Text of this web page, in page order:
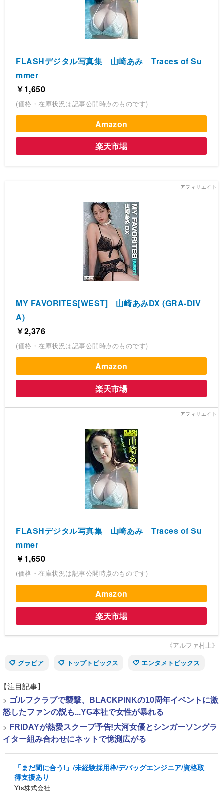
FLASHデジタル写真集 山崎あみ Traces of Su
mmer
￥1,650
(価格・在庫状況は記事公開時点のものです)
Amazon
楽天市場
MY FAVORITES[WEST] 山崎あみDX (GRA-DIV
A)
￥2,376
(価格・在庫状況は記事公開時点のものです)
Amazon
楽天市場
FLASHデジタル写真集 山崎あみ Traces of Su
mmer
￥1,650
(価格・在庫状況は記事公開時点のものです)
Amazon
楽天市場
《アルファ村上》
グラビア
トップトピックス エンタメトピックス
【注目記事】
> ゴルフクラブで襲撃、BLACKPINKの10周年イベントに激
怒したファンの説も...YG本社で女性が暴れる
> FRIDAYが熱愛スクープ予告!大河女優とシンガーソングラ
イター組み合わせにネットで憶測広がる
「まだ間に合う!」/未経験採用枠/デバッグエンジニア/資格取
得支援あり
Yts株式会社